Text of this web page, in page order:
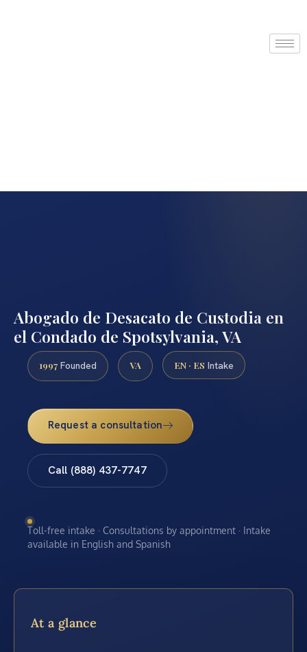
Abogado de Desacato de Custodia en
el Condado de Spotsylvania, VA
1997 Founded VA EN · ES Intake
Request a consultation
Call (888) 437-7747
Toll-free intake · Consultations by appointment · Intake
available in English and Spanish
At a glance